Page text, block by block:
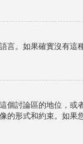
言。如果確實沒有這
個討論區的地位，或
的形式和約束。如果